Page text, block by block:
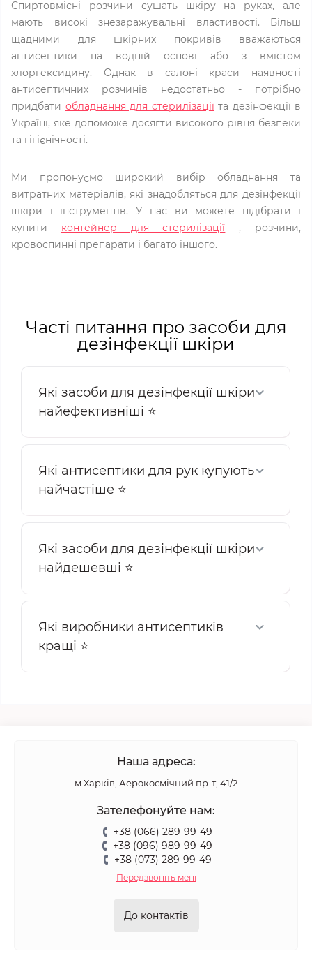
Спиртовмісні розчини сушать шкіру на руках, але
мають високі знезаражувальні властивості. Більш
щадними для шкірних покривів вважаються
антисептики на водній основі або з вмістом
хлоргексидину. Однак в салоні краси наявності
антисептичних розчинів недостатньо - потрібно
придбати обладнання для стерилізаціїта дезінфекції в
Україні, яке допоможе досягти високого рівня безпеки
та гігієнічності.
Ми пропонуємо широкий вибір обладнання та
витратних матеріалів, які знадобляться для дезінфекції
шкіри і інструментів. У нас ви можете підібрати і
купити контейнер для стерилізації , розчини,
кровоспинні препарати і багато іншого.
Часті питання про засоби для
дезінфекції шкіри
Які засоби для дезінфекції шкіри
найефективніші ⭐
Які антисептики для рук купують
найчастіше ⭐
Які засоби для дезінфекції шкіри
найдешевші ⭐
Які виробники антисептиків
кращі ⭐
Наша адреса:
м.Харків, Аерокосмічний пр-т, 41/2
Зателефонуйте нам:
+38 (066) 289-99-49
+38 (096) 989-99-49
+38 (073) 289-99-49
Передзвоніть мені
До контактів